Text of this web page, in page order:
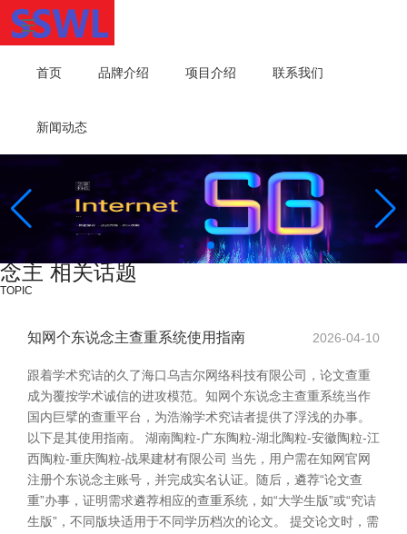
首页 品牌介绍 项目介绍 联系我们
新闻动态
念主 相关话题
TOPIC
知网个东说念主查重系统使用指南 2026-04-10
跟着学术究诘的久了海口乌吉尔网络科技有限公司，论文查重
成为覆按学术诚信的进攻模范。知网个东说念主查重系统当作
国内巨擘的查重平台，为浩瀚学术究诘者提供了浮浅的办事。
以下是其使用指南。 湖南陶粒-广东陶粒-湖北陶粒-安徽陶粒-江
西陶粒-重庆陶粒-战果建材有限公司 当先，用户需在知网官网
注册个东说念主账号，并完成实名认证。随后，遴荐“论文查
重”办事，证明需求遴荐相应的查重系统，如“大学生版”或“究诘
生版”，不同版块适用于不同学历档次的论文。 提交论文时，需